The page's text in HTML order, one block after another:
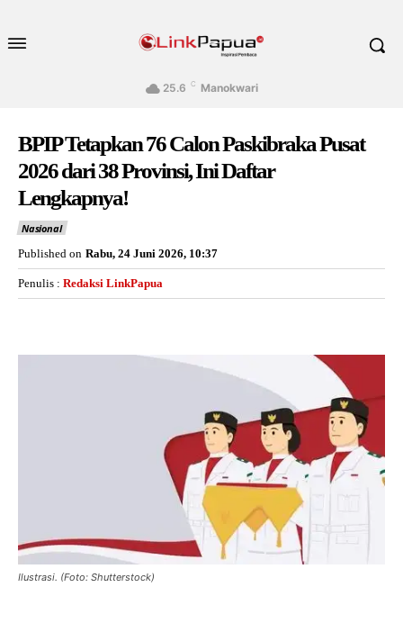
25.6 C Manokwari
BPIP Tetapkan 76 Calon Paskibraka Pusat
2026 dari 38 Provinsi, Ini Daftar
Lengkapnya!
Nasional
Published on Rabu, 24 Juni 2026, 10:37
Penulis : Redaksi LinkPapua
Ilustrasi. (Foto: Shutterstock)